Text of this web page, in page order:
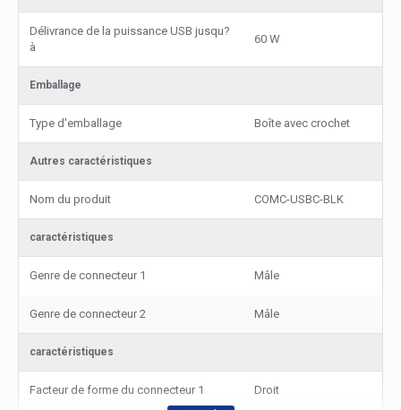
Délivrance de la puissance USB jusqu?
à
60 W
Emballage
Type d'emballage Boîte avec crochet
Autres caractéristiques
Nom du produit COMC-USBC-BLK
caractéristiques
Genre de connecteur 1 Mâle
Genre de connecteur 2 Mâle
caractéristiques
Facteur de forme du connecteur 1 Droit